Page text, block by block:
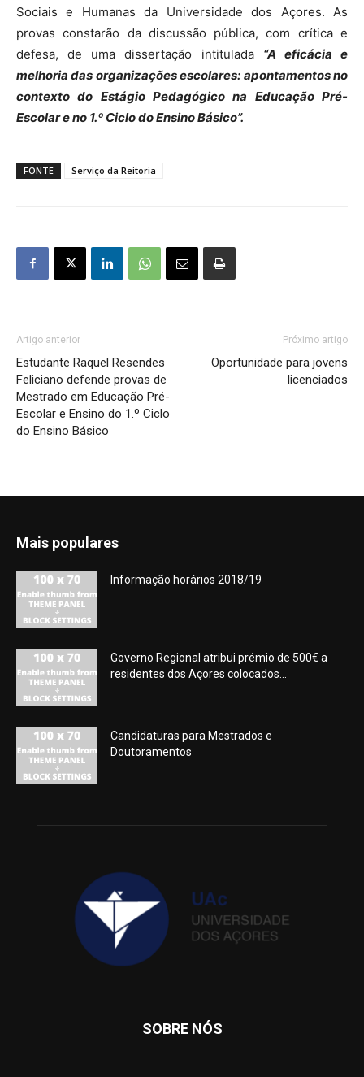
Sociais e Humanas da Universidade dos Açores. As
provas constarão da discussão pública, com crítica e
defesa, de uma dissertação intitulada “A eficácia e
melhoria das organizações escolares: apontamentos no
contexto do Estágio Pedagógico na Educação Pré-
Escolar e no 1.º Ciclo do Ensino Básico”.
FONTE Serviço da Reitoria
Artigo anterior
Estudante Raquel Resendes
Feliciano defende provas de
Mestrado em Educação Pré-
Escolar e Ensino do 1.º Ciclo
do Ensino Básico
Próximo artigo
Oportunidade para jovens
licenciados
Mais populares
Informação horários 2018/19
Governo Regional atribui prémio de 500€ a
residentes dos Açores colocados...
Candidaturas para Mestrados e
Doutoramentos
SOBRE NÓS